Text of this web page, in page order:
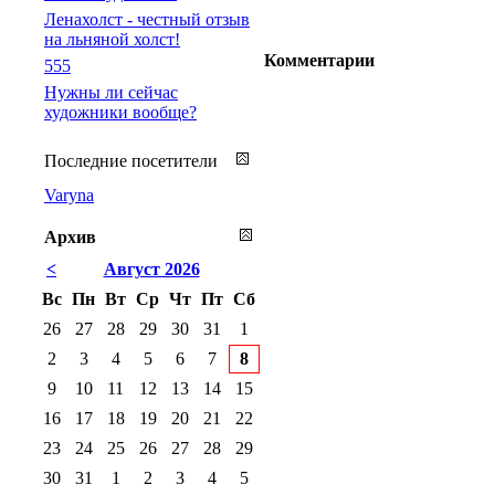
Комментарии
Ленахолст - честный отзыв
на льняной холст!
555
Нужны ли сейчас
художники вообще?
Последние посетители
Varyna
Архив
<
Август 2026
Вс Пн Вт Ср Чт Пт Сб
26
27 28 29 30 31
1
2
3 4 5 6 7
8
9
10 11 12 13 14
15
16
17 18 19 20 21
22
23
24 25 26 27 28
29
30
31 1 2 3 4 5